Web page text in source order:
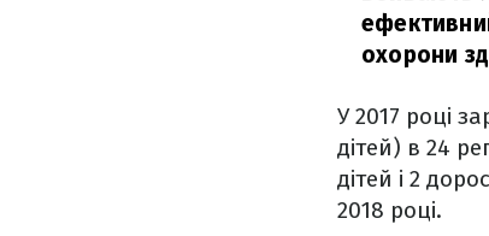
охорони
У 2017 році
дітей) в 24
дітей і 2
2018 році.